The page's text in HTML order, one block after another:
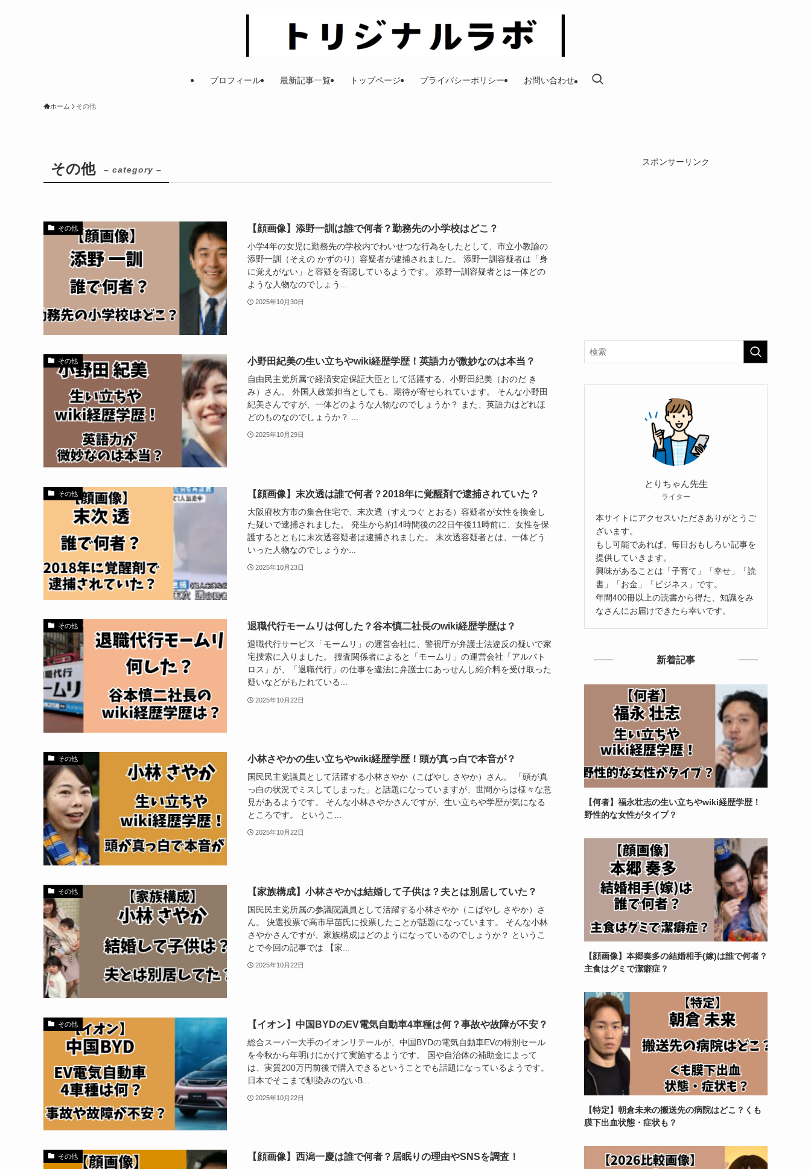
プロフィール 最新記事一覧 トップページ プライバシーポリシー お問い合わせ
ホーム その他
その他 – category –
その他 【顔画像】添野一訓は誰で何者？勤務先の小学校はどこ？
小学4年の女児に勤務先の学校内でわいせつな行為をしたとして、市立小教諭の
添野一訓（そえの かずのり）容疑者が逮捕されました。 添野一訓容疑者は「身
に覚えがない」と容疑を否認しているようです。 添野一訓容疑者とは一体どの
ような人物なのでしょう...
2025年10月30日
その他 小野田紀美の生い立ちやwiki経歴学歴！英語力が微妙なのは本当？
自由民主党所属で経済安定保証大臣として活躍する、小野田紀美（おのだ き
み）さん。 外国人政策担当としても、期待が寄せられています。 そんな小野田
紀美さんですが、一体どのような人物なのでしょうか？ また、英語力はどれほ
どのものなのでしょうか？ ...
2025年10月29日
その他 【顔画像】末次透は誰で何者？2018年に覚醒剤で逮捕されていた？
大阪府枚方市の集合住宅で、末次透（すえつぐ とおる）容疑者が女性を換金し
た疑いで逮捕されました。 発生から約14時間後の22日午後11時前に、女性を保
護するとともに末次透容疑者は逮捕されました。 末次透容疑者とは、一体どう
いった人物なのでしょうか...
2025年10月23日
その他 退職代行モームリは何した？谷本慎二社長のwiki経歴学歴は？
退職代行サービス「モームリ」の運営会社に、警視庁が弁護士法違反の疑いで家
宅捜索に入りました。 捜査関係者によると「モームリ」の運営会社「アルバト
ロス」が、「退職代行」の仕事を違法に弁護士にあっせんし紹介料を受け取った
疑いなどがもたれている...
2025年10月22日
その他 小林さやかの生い立ちやwiki経歴学歴！頭が真っ白で本音が？
国民民主党議員として活躍する小林さやか（こばやし さやか）さん。 「頭が真
っ白の状況でミスしてしまった」と話題になっていますが、世間からは様々な意
見があるようです。 そんな小林さやかさんですが、生い立ちや学歴が気になる
ところです。 というこ...
2025年10月22日
その他 【家族構成】小林さやかは結婚して子供は？夫とは別居していた？
国民民主党所属の参議院議員として活躍する小林さやか（こばやし さやか）さ
ん。 決選投票で高市早苗氏に投票したことが話題になっています。 そんな小林
さやかさんですが、家族構成はどのようになっているのでしょうか？ というこ
とで今回の記事では 【家...
2025年10月22日
その他 【イオン】中国BYDのEV電気自動車4車種は何？事故や故障が不安？
総合スーパー大手のイオンリテールが、中国BYDの電気自動車EVの特別セール
を今秋から年明けにかけて実施するようです。 国や自治体の補助金によって
は、実質200万円前後で購入できるということでも話題になっているようです。
日本でそこまで馴染みのないB...
2025年10月22日
その他 【顔画像】西潟一慶は誰で何者？居眠りの理由やSNSを調査！
スポンサーリンク
とりちゃん先生
ライター
本サイトにアクセスいただきありがとうご
ざいます。
もし可能であれば、毎日おもしろい記事を
提供していきます。
興味があることは「子育て」「幸せ」「読
書」「お金」「ビジネス」です。
年間400冊以上の読書から得た、知識をみ
なさんにお届けできたら幸いです。
新着記事
【何者】福永壮志の生い立ちやwiki経歴学歴！
野性的な女性がタイプ？
【顔画像】本郷奏多の結婚相手(嫁)は誰で何者？
主食はグミで潔癖症？
【特定】朝倉未来の搬送先の病院はどこ？くも
膜下出血状態・症状も？